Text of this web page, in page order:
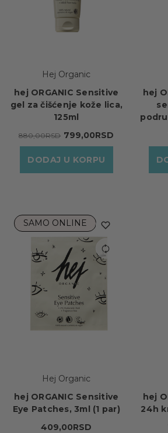
Hej Organic
hej ORGANIC Sensitive
gel za čišćenje kože lica,
125ml
880,00RSD 799,00RSD
DODAJ U KORPU
hej
SAMO ONLINE
Hej Organic
hej ORGANIC Sensitive
Eye Patches, 3ml (1 par)
409,00RSD
hej
24h